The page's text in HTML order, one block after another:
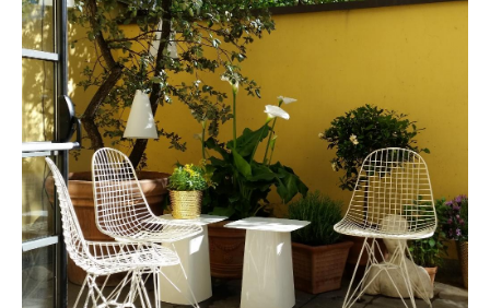
Schlafzimmer
Kinderzimmer
Arbeitszimmer
Diele
Badezimmer
Stauraum
Balkon & Garten